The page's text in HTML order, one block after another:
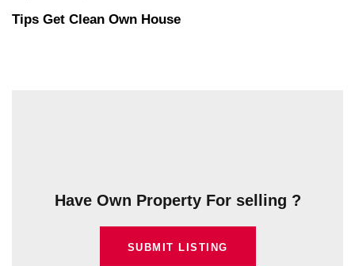
Tips Get Clean Own House
Have Own Property For selling ?
SUBMIT LISTING